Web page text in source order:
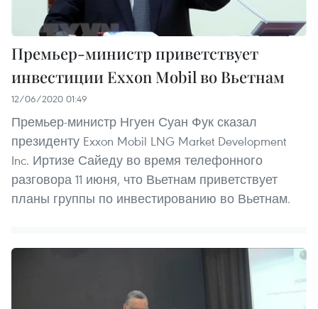
Премьер-министр приветствует
инвестиции Exxon Mobil во Вьетнам
12/06/2020 01:49
Премьер-министр Нгуен Суан Фук сказал
президенту Exxon Mobil LNG Market Development
Inc. Иртизе Сайеду во время телефонного
разговора 11 июня, что Вьетнам приветствует
планы группы по инвестированию во Вьетнам.